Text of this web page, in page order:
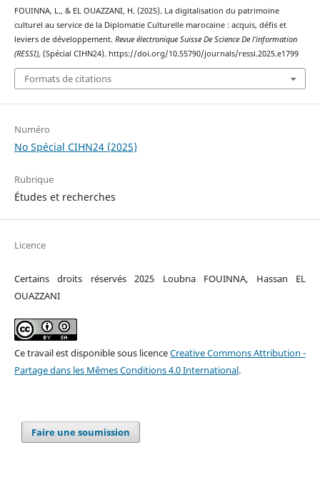
FOUINNA, L., & EL OUAZZANI, H. (2025). La digitalisation du patrimoine
culturel au service de la Diplomatie Culturelle marocaine : acquis, défis et
leviers de développement. Revue électronique Suisse De Science De l’information
(RESSI), (Spécial CIHN24). https://doi.org/10.55790/journals/ressi.2025.e1799
Formats de citations
Numéro
No Spécial CIHN24 (2025)
Rubrique
Études et recherches
Licence
Certains droits réservés 2025 Loubna FOUINNA, Hassan EL
OUAZZANI
Ce travail est disponible sous licenceCreative Commons Attribution -
Partage dans les Mêmes Conditions 4.0 International.
Faire une soumission